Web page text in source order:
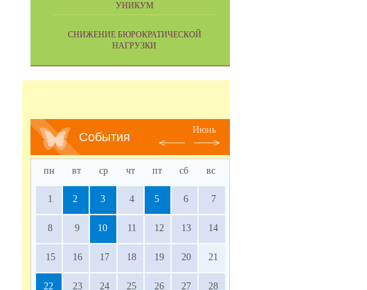
УНИКУМ
СНИЖЕНИЕ БЮРОКРАТИЧЕСКОЙ
НАГРУЗКИ
События
Июнь
пн вт ср чт пт сб вс
1 2 3 4 5 6 7
8 9 10 11 12 13 14
15 16 17 18 19 20 21
22 23 24 25 26 27 28